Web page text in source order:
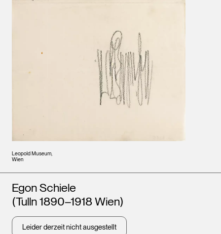
Leopold Museum,
Wien
Künstler*innen
Egon Schiele
(Tulln 1890–1918 Wien)
Leider derzeit nicht ausgestellt